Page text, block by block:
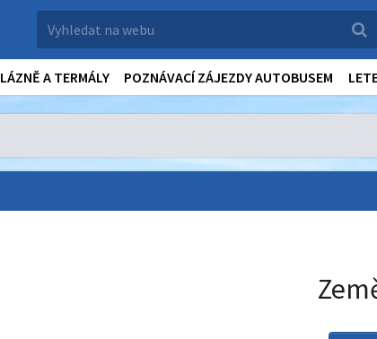
LÁZNĚ A TERMÁLY POZNÁVACÍ ZÁJEZDY AUTOBUSEM